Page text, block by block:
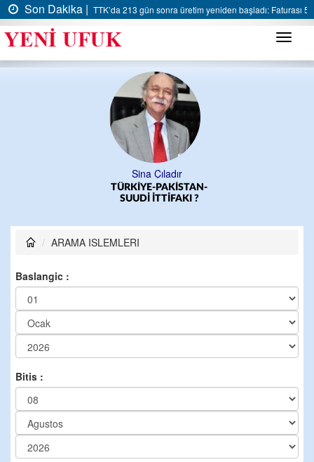
Son Dakika | TTK’da 213 gün sonra üretim yeniden başladı: Faturası 5
Menü
Sina Çıladır
TÜRKİYE-PAKİSTAN-
SUUDİ İTTİFAKI ?
ARAMA ISLEMLERI
Baslangic :
Bitis :